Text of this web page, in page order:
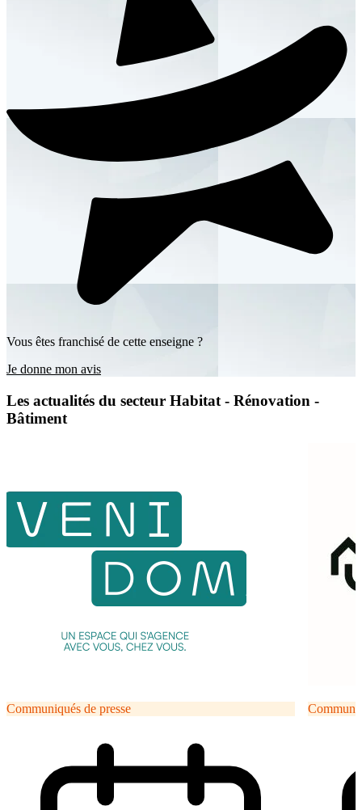
Vous êtes franchisé de cette enseigne ?
Je donne mon avis
Les actualités du secteur Habitat - Rénovation -
Bâtiment
Communiqués de presse